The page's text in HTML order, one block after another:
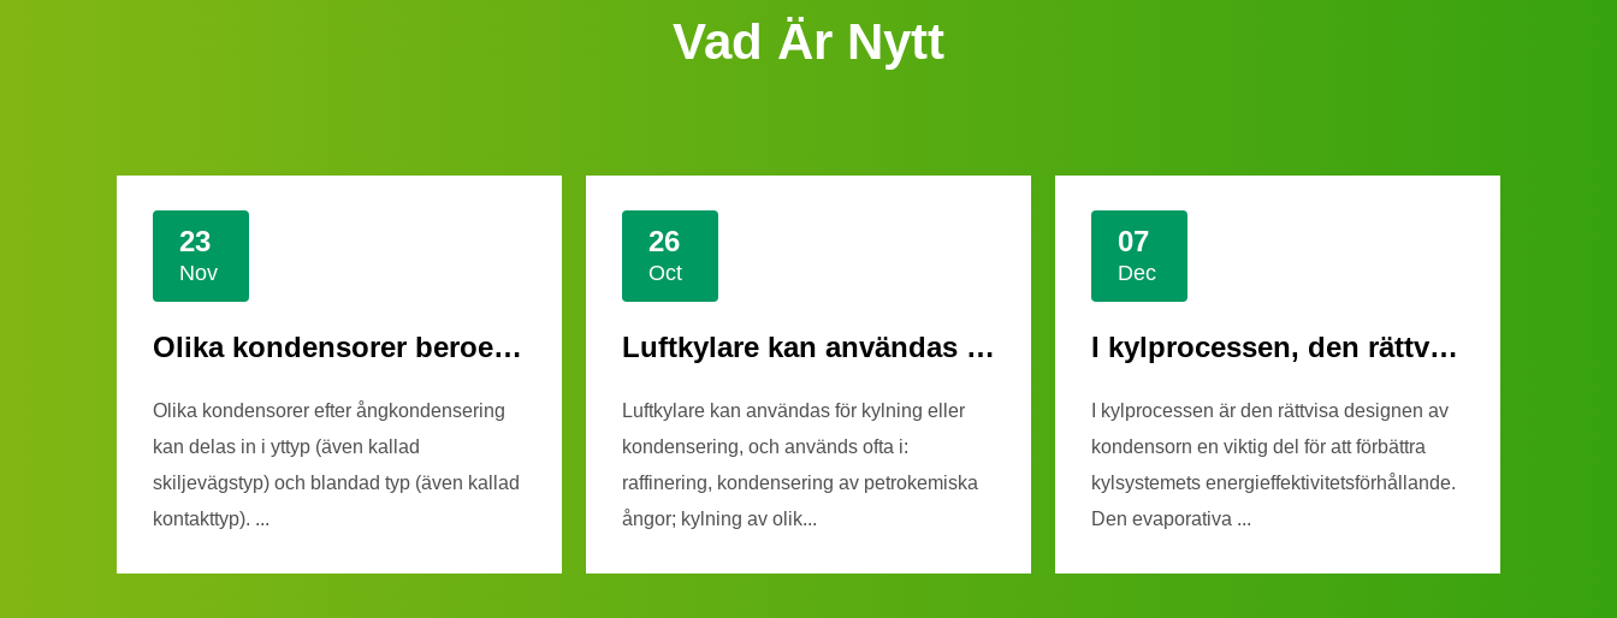
Vad Är Nytt
23
Nov
Olika kondensorer beroende på ångkondensering
Olika kondensorer efter ångkondensering
kan delas in i yttyp (även kallad
skiljevägstyp) och blandad typ (även kallad
kontakttyp). ...
26
Oct
Luftkylare kan användas för kylning eller kondensering
Luftkylare kan användas för kylning eller
kondensering, och används ofta i:
raffinering, kondensering av petrokemiska
ångor; kylning av olik...
07
Dec
I kylprocessen, den rättvisa designen av kondensorn
I kylprocessen är den rättvisa designen av
kondensorn en viktig del för att förbättra
kylsystemets energieffektivitetsförhållande.
Den evaporativa ...